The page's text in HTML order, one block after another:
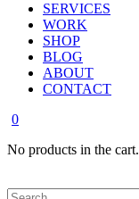
SERVICES
WORK
SHOP
BLOG
ABOUT
CONTACT
0
No products in the cart.